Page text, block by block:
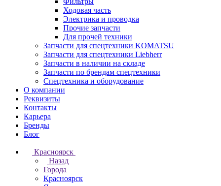
Ходовая часть
Электрика и проводка
Прочие запчасти
Для прочей техники
Запчасти для спецтехники KOMATSU
Запчасти для спецтехники Liebherr
Запчасти в наличии на складе
Запчасти по брендам спецтехники
Спецтехника и оборудование
О компании
Реквизиты
Контакты
Карьера
Бренды
Блог
Красноярск
Назад
Города
Красноярск